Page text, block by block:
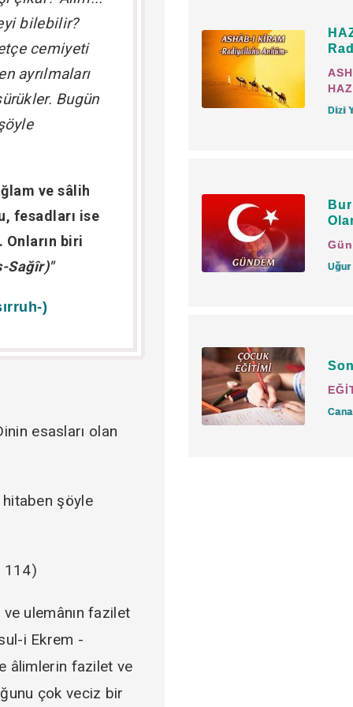
Hazret-i Allah'ı
riâyet edip
demek en büyük
Üzerinde Hazret-i
âlimlik sıfat ve
olur.
Sadece öğrenmekle
tatbik etmeli, hem de
bilebilir?
cemiyeti
ayrılmaları
Bugün
ve sâlih
fesadları ise
Onların biri
Sağîr)"
)
esasları olan
şöyle
114)
ulemânın fazilet
i Ekrem -
âlimlerin fazilet ve
çok veciz bir
Dizi